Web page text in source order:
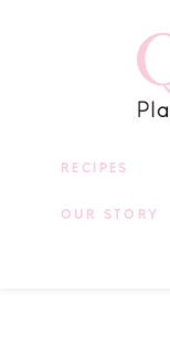
RECIPES
OUR STORY